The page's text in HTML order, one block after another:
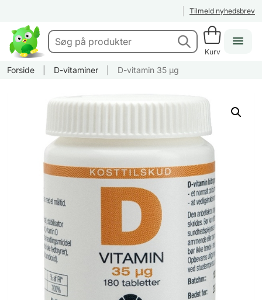
Tilmeld nyhedsbrev
Kurv
Forside D-vitaminer D-vitamin 35 µg